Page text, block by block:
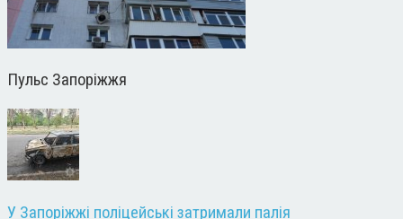
Пульс Запоріжжя
У Запоріжжі поліцейські затримали палія